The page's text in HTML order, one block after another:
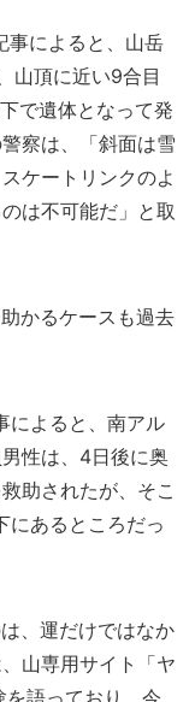
事によると、山岳
山頂に近い9合目
で遺体となって発
察は、「斜面は雪
ケートリンクのよ
は不可能だ」と取
かるケースも過去
によると、南アル
性は、4日後に奥
助されたが、そこ
にあるところだっ
、運だけではなか
山専用サイト「ヤ
語っており、今